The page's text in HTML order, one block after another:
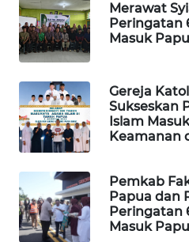
Merawat
Peringatan
Masuk
Gereja
Sukseskan
Islam
Keamanan
Pemkab
Papua dan
Peringatan
Masuk
WAHANA
DESA
WISATA
LAPAK
WAHANA
Network
KONSUMEN
LISTRIK